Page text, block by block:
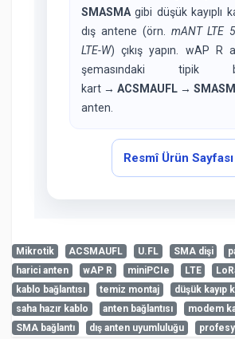
SMASMA gibi düşük kayıplı
dış antene (örn. mANT LTE
LTE-W) çıkış yapın. wAP R
şemasındaki tipik
kart → ACSMAUFL →
anten.
Resmî Ürün Sayfası
Teknik Özellikler
Ürün kodu ACSMAUFL
admin
7-8-2026
Henüz cevaplanmış soru bulunmuyor. İlk
sorabilirsiniz.
Mikrotik ACSMAUFL U.FL SMA dişi
harici anten
wAP R miniPCIe LTE
kablo bağlantısı
temiz montaj
düşük kayıp
saha hazır kablo
anten bağlantısı modem
SMA bağlantı
dış anten uyumluluğu